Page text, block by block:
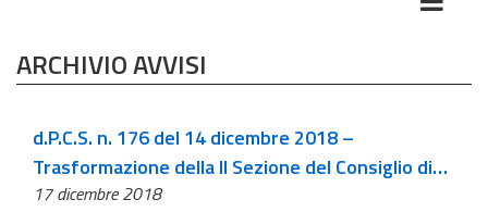
ARCHIVIO AVVISI
d.P.C.S. n. 176 del 14 dicembre 2018 –
Trasformazione della II Sezione del Consiglio di
Stato da consultiva a giurisidzionale
17 dicembre 2018